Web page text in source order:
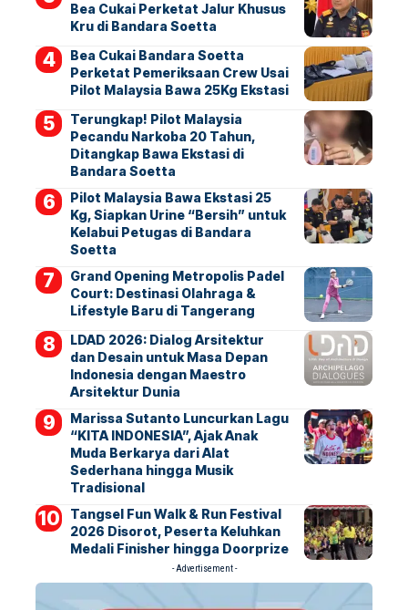
Bea Cukai Perketat Jalur Khusus
Kru di Bandara Soetta
Bea Cukai Bandara Soetta
Perketat Pemeriksaan Crew Usai
Pilot Malaysia Bawa 25Kg Ekstasi
Terungkap! Pilot Malaysia
Pecandu Narkoba 20 Tahun,
Ditangkap Bawa Ekstasi di
Bandara Soetta
Pilot Malaysia Bawa Ekstasi 25
Kg, Siapkan Urine “Bersih” untuk
Kelabui Petugas di Bandara
Soetta
Grand Opening Metropolis Padel
Court: Destinasi Olahraga &
Lifestyle Baru di Tangerang
LDAD 2026: Dialog Arsitektur
dan Desain untuk Masa Depan
Indonesia dengan Maestro
Arsitektur Dunia
Marissa Sutanto Luncurkan Lagu
“KITA INDONESIA”, Ajak Anak
Muda Berkarya dari Alat
Sederhana hingga Musik
Tradisional
Tangsel Fun Walk & Run Festival
2026 Disorot, Peserta Keluhkan
Medali Finisher hingga Doorprize
- Advertisement -